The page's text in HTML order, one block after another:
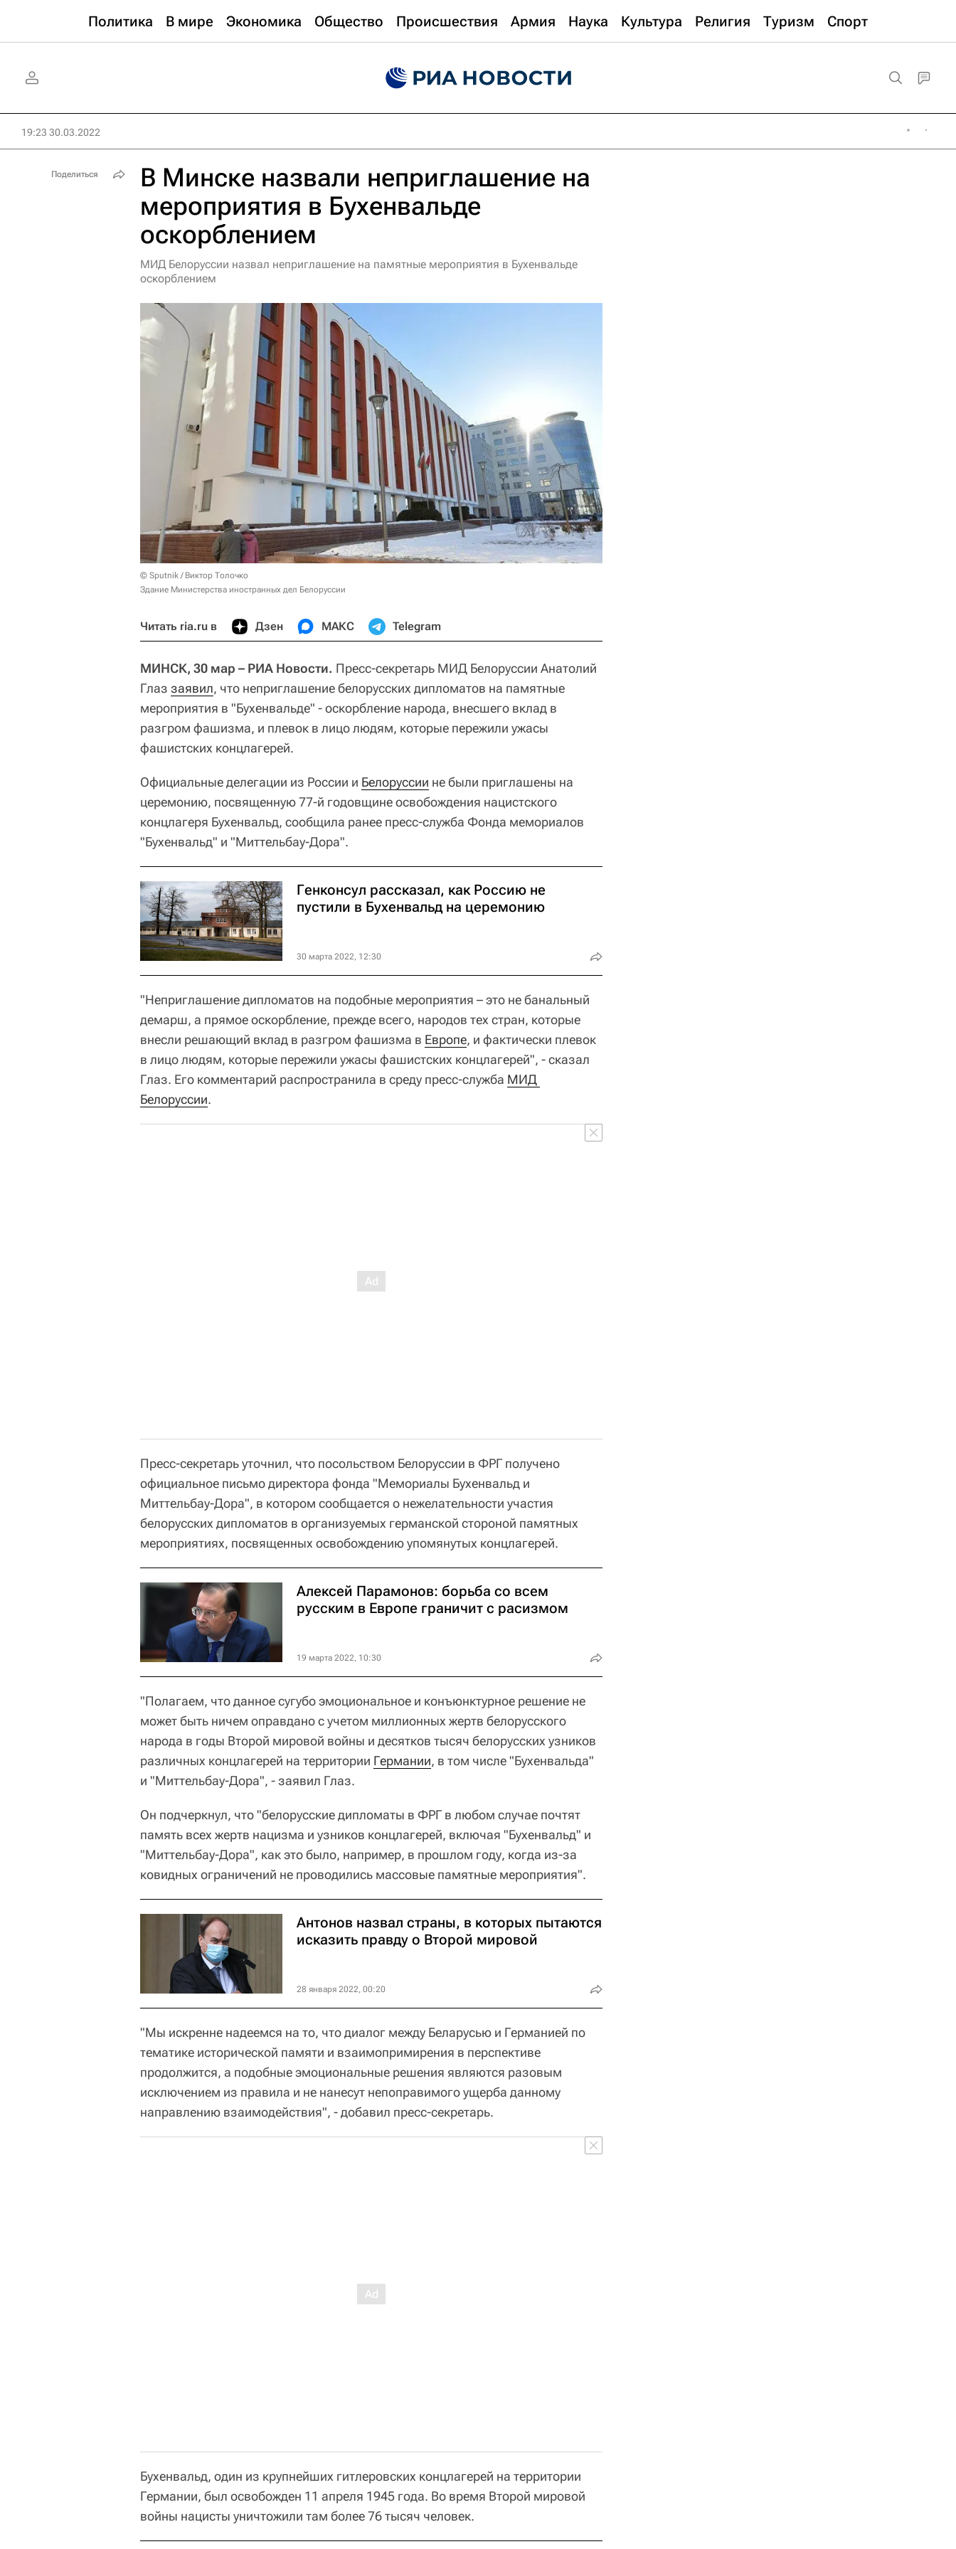
Политика В мире Экономика Общество Происшествия Армия Наука Культура Религия Туризм Спорт
19:23 30.03.2022
В Минске назвали неприглашение на
мероприятия в Бухенвальде
оскорблением
МИД Белоруссии назвал неприглашение на памятные мероприятия в Бухенвальде
оскорблением
© Sputnik / Виктор Толочко
Здание Министерства иностранных дел Белоруссии
Читать ria.ru в Дзен МАКС Telegram
МИНСК, 30 мар – РИА Новости. Пресс-секретарь МИД Белоруссии Анатолий
Глаз заявил, что неприглашение белорусских дипломатов на памятные
мероприятия в "Бухенвальде" - оскорбление народа, внесшего вклад в
разгром фашизма, и плевок в лицо людям, которые пережили ужасы
фашистских концлагерей.
Официальные делегации из России и Белоруссии не были приглашены на
церемонию, посвященную 77-й годовщине освобождения нацистского
концлагеря Бухенвальд, сообщила ранее пресс-служба Фонда мемориалов
"Бухенвальд" и "Миттельбау-Дора".
Генконсул рассказал, как Россию не
пустили в Бухенвальд на церемонию
30 марта 2022, 12:30
"Неприглашение дипломатов на подобные мероприятия – это не банальный
демарш, а прямое оскорбление, прежде всего, народов тех стран, которые
внесли решающий вклад в разгром фашизма в Европе, и фактически плевок
в лицо людям, которые пережили ужасы фашистских концлагерей", - сказал
Глаз. Его комментарий распространила в среду пресс-служба МИД
Белоруссии.
Пресс-секретарь уточнил, что посольством Белоруссии в ФРГ получено
официальное письмо директора фонда "Мемориалы Бухенвальд и
Миттельбау-Дора", в котором сообщается о нежелательности участия
белорусских дипломатов в организуемых германской стороной памятных
мероприятиях, посвященных освобождению упомянутых концлагерей.
Алексей Парамонов: борьба со всем
русским в Европе граничит с расизмом
19 марта 2022, 10:30
"Полагаем, что данное сугубо эмоциональное и конъюнктурное решение не
может быть ничем оправдано с учетом миллионных жертв белорусского
народа в годы Второй мировой войны и десятков тысяч белорусских узников
различных концлагерей на территории Германии, в том числе "Бухенвальда"
и "Миттельбау-Дора", - заявил Глаз.
Он подчеркнул, что "белорусские дипломаты в ФРГ в любом случае почтят
память всех жертв нацизма и узников концлагерей, включая "Бухенвальд" и
"Миттельбау-Дора", как это было, например, в прошлом году, когда из-за
ковидных ограничений не проводились массовые памятные мероприятия".
Антонов назвал страны, в которых пытаются
исказить правду о Второй мировой
28 января 2022, 00:20
"Мы искренне надеемся на то, что диалог между Беларусью и Германией по
тематике исторической памяти и взаимопримирения в перспективе
продолжится, а подобные эмоциональные решения являются разовым
исключением из правила и не нанесут непоправимого ущерба данному
направлению взаимодействия", - добавил пресс-секретарь.
Бухенвальд, один из крупнейших гитлеровских концлагерей на территории
Германии, был освобожден 11 апреля 1945 года. Во время Второй мировой
войны нацисты уничтожили там более 76 тысяч человек.
Поделиться